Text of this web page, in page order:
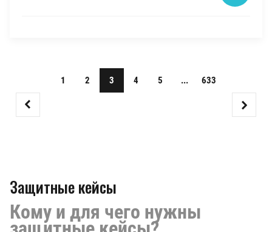
1 2 3 4 5 ... 633
Защитные кейсы
Кому и для чего нужны